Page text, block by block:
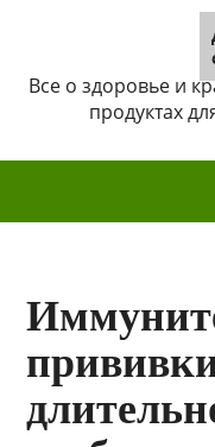
Все о здоровье и
продуктах